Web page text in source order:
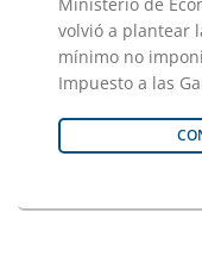
Ministerio de
volvió a plantear
mínimo no
Impuesto a las